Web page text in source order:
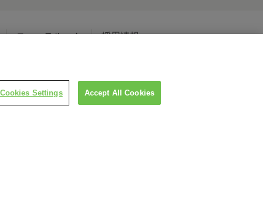
ニュースルーム 採用情報
Cookies Settings Accept All Cookies